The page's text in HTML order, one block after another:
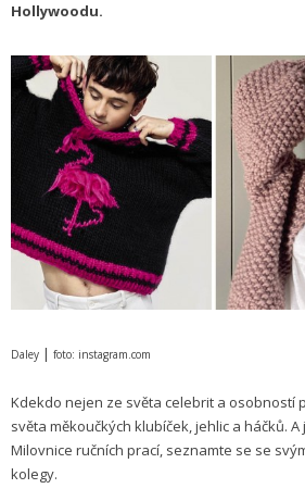
Hollywoodu.
Daley | foto: instagram.com
Kdekdo nejen ze světa celebrit a osobností
světa měkoučkých klubíček, jehlic a háčků.
Milovnice ručních prací, seznamte se se
kolegy.